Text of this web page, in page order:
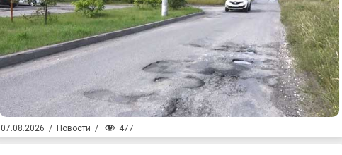
07.08.2026 / Новости / 477